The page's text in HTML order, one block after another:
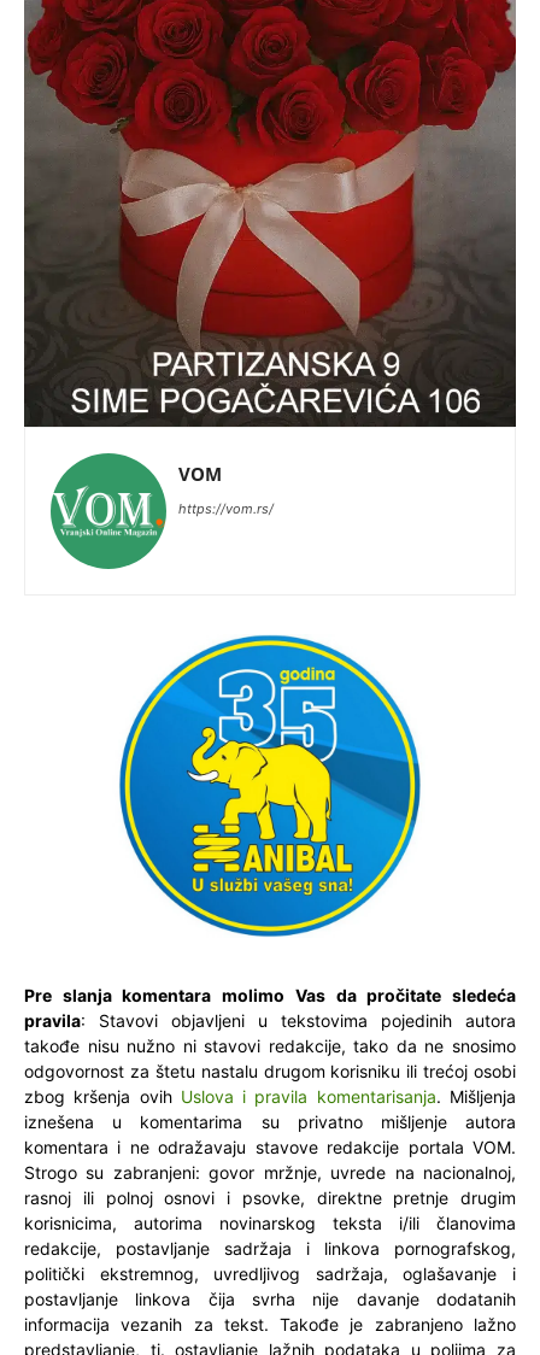
VOM
https://vom.rs/
Pre slanja komentara molimo Vas da pročitate sledeća
pravila: Stavovi objavljeni u tekstovima pojedinih autora
takođe nisu nužno ni stavovi redakcije, tako da ne snosimo
odgovornost za štetu nastalu drugom korisniku ili trećoj osobi
zbog kršenja ovih Uslova i pravila komentarisanja. Mišljenja
iznešena u komentarima su privatno mišljenje autora
komentara i ne odražavaju stavove redakcije portala VOM.
Strogo su zabranjeni: govor mržnje, uvrede na nacionalnoj,
rasnoj ili polnoj osnovi i psovke, direktne pretnje drugim
korisnicima, autorima novinarskog teksta i/ili članovima
redakcije, postavljanje sadržaja i linkova pornografskog,
politički ekstremnog, uvredljivog sadržaja, oglašavanje i
postavljanje linkova čija svrha nije davanje dodatanih
informacija vezanih za tekst. Takođe je zabranjeno lažno
predstavljanje, tj. ostavljanje lažnih podataka u poljima za